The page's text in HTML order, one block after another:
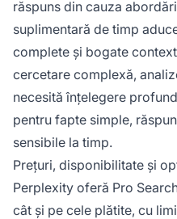
răspuns din cauza
suplimentară de timp
complete și bogate
cercetare complexă,
necesită înțelegere
pentru fapte simple,
sensibile la timp.
Prețuri, disponibilitate și
Perplexity oferă Pro
cât și pe cele plătite, cu